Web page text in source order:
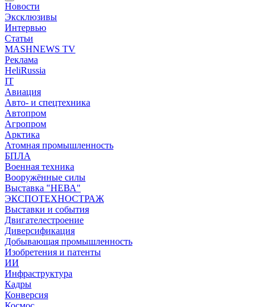
Новости
Эксклюзивы
Интервью
Статьи
MASHNEWS TV
Реклама
HeliRussia
IT
Авиация
Авто- и спецтехника
Автопром
Агропром
Арктика
Атомная промышленность
БПЛА
Военная техника
Вооружённые силы
Выставка "НЕВА"
ЭКСПОТЕХНОСТРАЖ
Выставки и события
Двигателестроение
Диверсификация
Добывающая промышленность
Изобретения и патенты
ИИ
Инфраструктура
Кадры
Конверсия